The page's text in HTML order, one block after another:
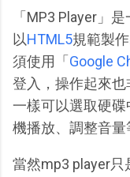
「MP3 Player」
以HTML5規範製
須使用「 Google
登入，操作起來
一樣可以選取硬
機播放、調整音量
當然mp3 player